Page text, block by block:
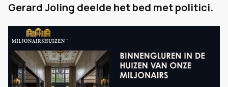
Gerard Joling deelde het bed met politici.